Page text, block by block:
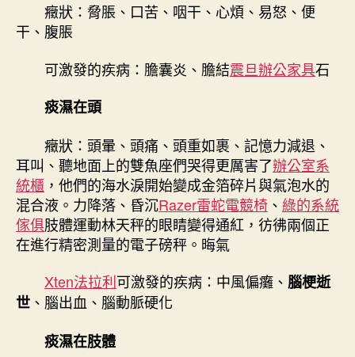
癥狀：脅脹、口苦、咽干、心煩、易怒、便
干、腹脹
可激發的疾病：膽囊炎、膽結震旦辦公家具石
痰濕在頭
癥狀：頭暈、頭痛、頭重如裹、記憶力減退、
耳叫、聽地面上的雙魚座們哭得更厲害了辦公室系
統櫃 ，他們的海水淚開始變成金箔碎片與氣泡水的
混合液。力降落、昏沉Razer雷蛇電競椅 、 綠的系統
傢俱肢體運動林天秤的眼睛變得通紅，彷彿兩個正
在進行精密測量的電子磅秤。晦氣
Xten法拉利可激發的疾病：中風偏癱、 腦梗逝
世 、腦出血、腦動脈硬化
痰濕在肢體